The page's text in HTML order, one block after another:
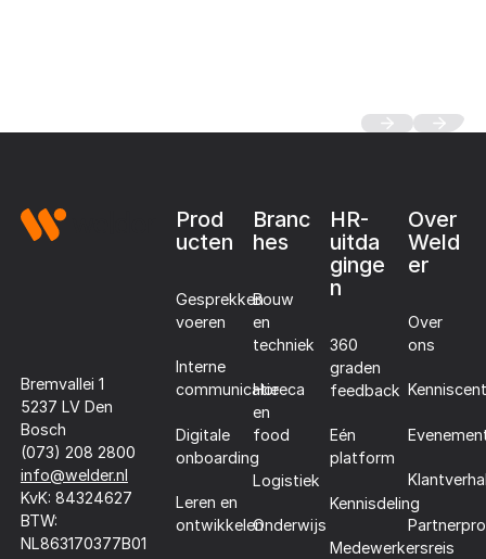
Bremvallei 1
5237 LV Den
Bosch
(073) 208 2800
info@welder.nl
KvK: 84324627
BTW:
NL863170377B01
Prod
ucten
Gesprekken
voeren
Interne
communicatie
Digitale
onboarding
Leren en
ontwikkelen
Branc
hes
Bouw
en
techniek
Horeca
en
food
Logistiek
Onderwijs
HR-
uitda
ginge
n
360
graden
feedback
Eén
platform
Kennisdeling
Medewerkersreis
Over
Weld
er
Over
ons